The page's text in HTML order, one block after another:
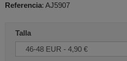
Referencia: AJ5907
Talla